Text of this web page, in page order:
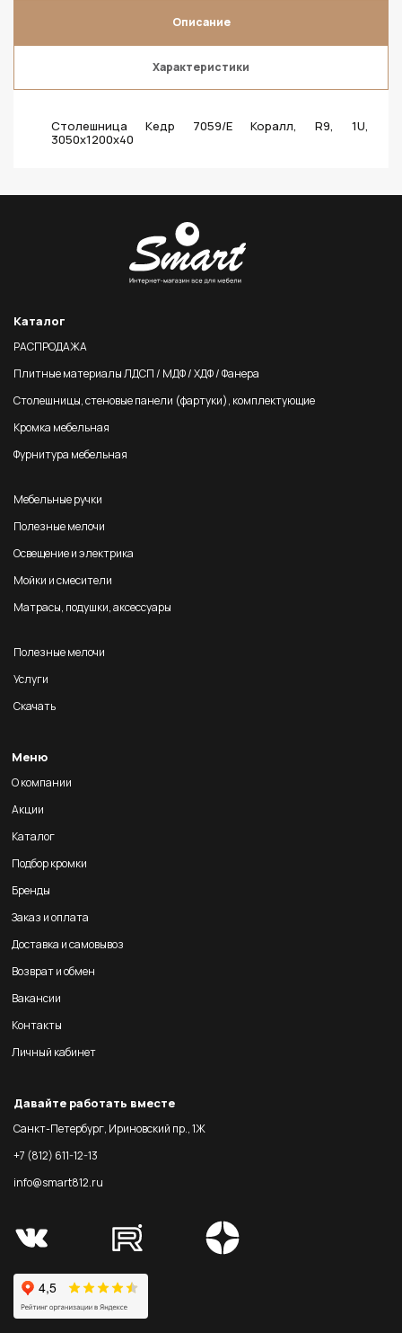
Описание
Характеристики
Столешница Кедр 7059/E Коралл, R9, 1U,
3050х1200х40
Каталог
РАСПРОДАЖА
Плитные материалы ЛДСП / МДФ / ХДФ / Фанера
Столешницы, стеновые панели (фартуки), комплектующие
Кромка мебельная
Фурнитура мебельная
Мебельные ручки
Полезные мелочи
Освещение и электрика
Мойки и смесители
Матрасы, подушки, аксессуары
Полезные мелочи
Услуги
Скачать
Меню
О компании
Акции
Каталог
Подбор кромки
Бренды
Заказ и оплата
Доставка и самовывоз
Возврат и обмен
Вакансии
Контакты
Личный кабинет
Давайте работать вместе
Санкт-Петербург, Ириновский пр., 1Ж
+7 (812) 611-12-13
info@smart812.ru